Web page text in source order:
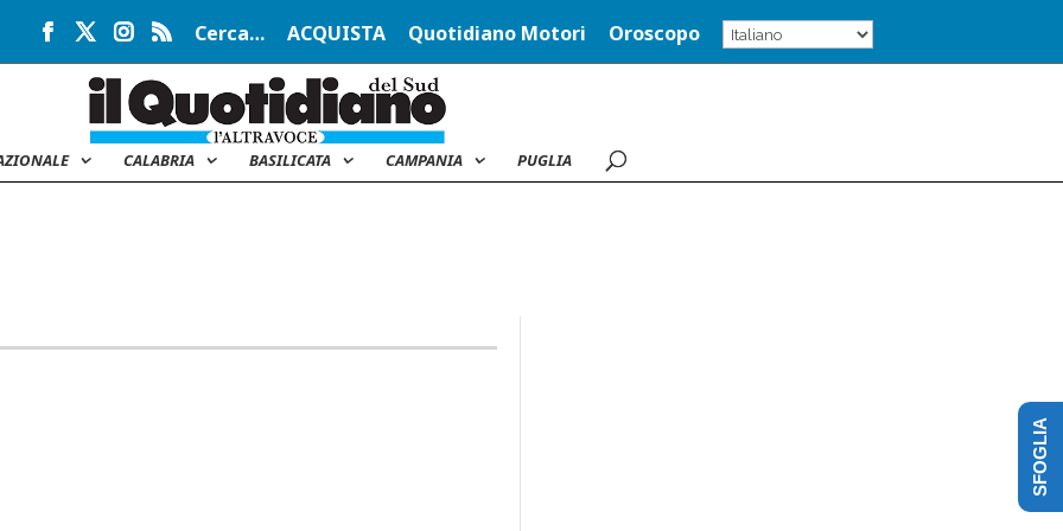
Cerca… ACQUISTA Quotidiano Motori Oroscopo
CALABRIA BASILICATA CAMPANIA PUGLIA
SFOGLIA